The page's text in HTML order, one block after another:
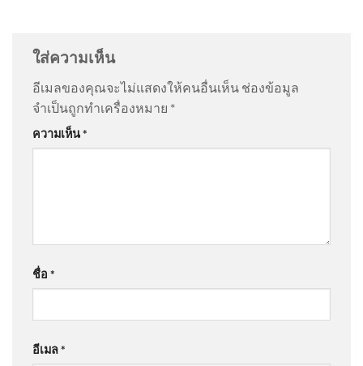
@อําพันธ์-ธ6ว on วิถีคนบ้านปางกึ้ด ต.อินทขิล อ.แม่แตง
จ.เชียงใหม่ | ซีรีส์วิถีคน
ตอนนี้กำลังดูทางทีวี…”
ลาร์รูฟท็อป’ เดินหน้าเปลี่ยนผ่านพลังงาน คาดชัดเจนใน
@สมภพจันทศร
ใส่ความเห็น
อีเมลของคุณจะไม่แสดงให้คนอื่นเห็น ช่องข้อมูล
จำเป็นถูกทำเครื่องหมาย *
ความเห็น*
ชื่อ *
อีเมล*